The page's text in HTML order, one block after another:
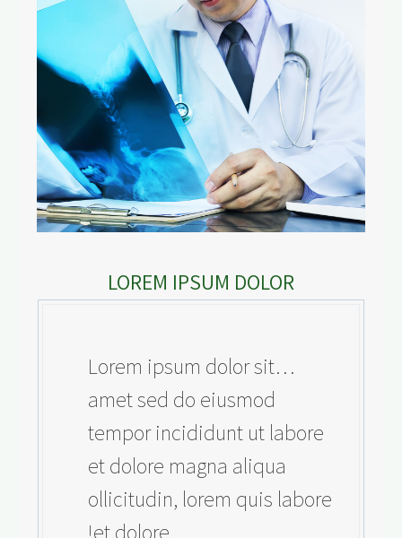
LOREM IPSUM DOLOR
…Lorem ipsum dolor sit
amet sed do eiusmod
tempor incididunt ut labore
et dolore magna aliqua
ollicitudin, lorem quis labore
et dolore!